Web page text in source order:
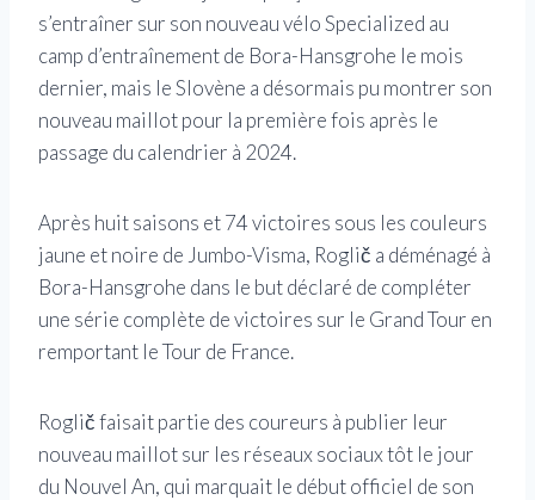
s’entraîner sur son nouveau vélo Specialized au
camp d’entraînement de Bora-Hansgrohe le mois
dernier, mais le Slovène a désormais pu montrer son
nouveau maillot pour la première fois après le
passage du calendrier à 2024.
Après huit saisons et 74 victoires sous les couleurs
jaune et noire de Jumbo-Visma, Roglič a déménagé à
Bora-Hansgrohe dans le but déclaré de compléter
une série complète de victoires sur le Grand Tour en
remportant le Tour de France.
Roglič faisait partie des coureurs à publier leur
nouveau maillot sur les réseaux sociaux tôt le jour
du Nouvel An, qui marquait le début officiel de son